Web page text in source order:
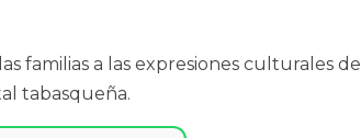
familias a las expresiones culturales de
tabasqueña.